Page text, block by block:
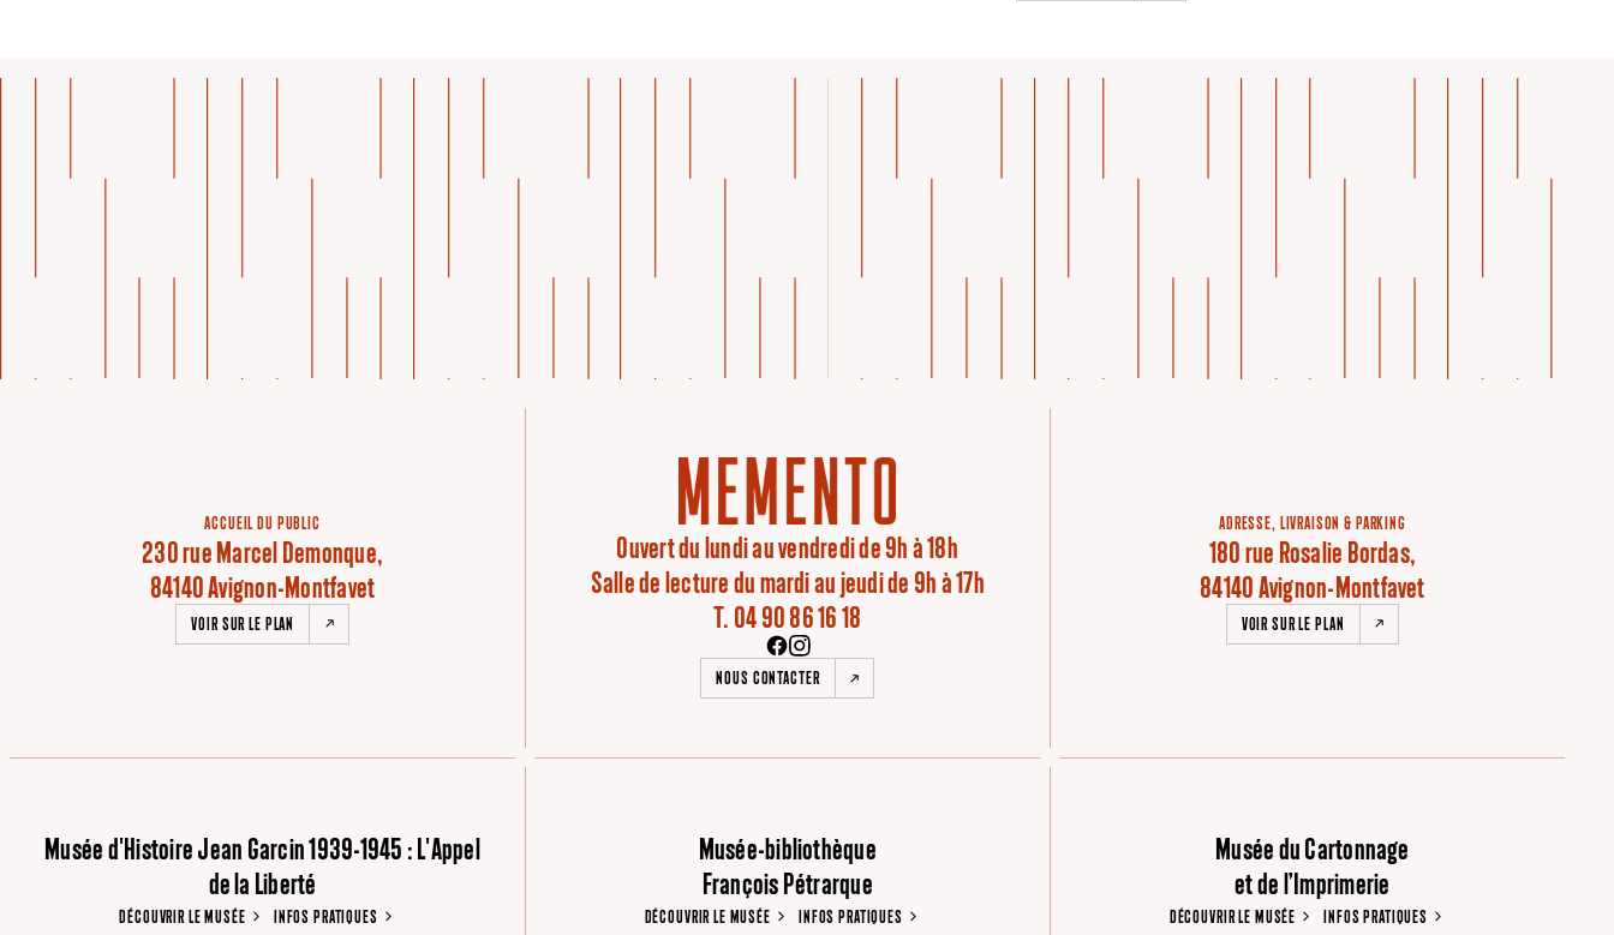
Ouvert du lundi au vendredi de 9h à 18h
Salle de lecture du mardi au jeudi de 9h à 17h
T. 04 90 86 16 18
NOUS CONTACTER
ACCUEIL DU PUBLIC
230 rue Marcel Demonque,
84140 Avignon-Montfavet
VOIR SUR LE PLAN
ADRESSE, LIVRAISON & PARKING
180 rue Rosalie Bordas,
84140 Avignon-Montfavet
VOIR SUR LE PLAN
Musée d'Histoire Jean Garcin 1939-1945 : L'Appel
de la Liberté
DÉCOUVRIR LE MUSÉE INFOS PRATIQUES
Musée-bibliothèque
François Pétrarque
DÉCOUVRIR LE MUSÉE INFOS PRATIQUES
Musée du Cartonnage
et de l’Imprimerie
DÉCOUVRIR LE MUSÉE INFOS PRATIQUES